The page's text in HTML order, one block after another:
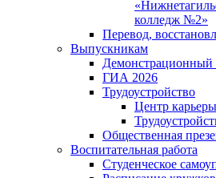
колледж №2»
Перевод,
Выпускникам
Демонстрационный
ГИА 2026
Трудоустройство
Центр карьеры
Общественная
Воспитательная работа
Студенческое